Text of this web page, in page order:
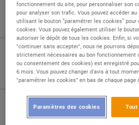
Responsable RH.
Ma mission :
Informer, orienter et conseiller
leurs managers.
fonctionnement du site, pour personnaliser son
pour analyser son trafic. Vous pouvez accéder
utilisant le bouton “paramétrer les cookies” pour
cookies. Vous pouvez également utiliser le
autoriser le dépôt de tous les cookies. Enfin, si
"continuer sans accepter", nous ne pourrons
strictement nécessaires au bon fonctionnement
ou consentement des cookies) est enregistré
6 mois. Vous pouvez changer d'avis à tout
"paramétrer les cookies" en bas de chaque page
Paramètres des cookies